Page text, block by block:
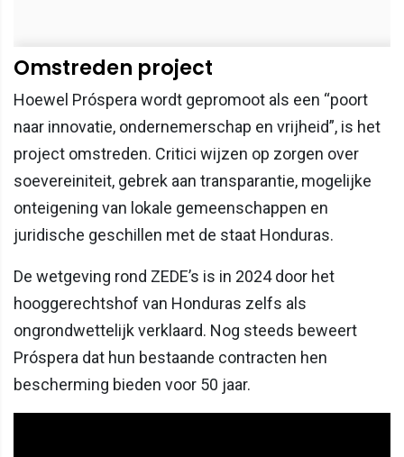
Omstreden project
Hoewel Próspera wordt gepromoot als een “poort
naar innovatie, ondernemerschap en vrijheid”, is het
project omstreden. Critici wijzen op zorgen over
soevereiniteit, gebrek aan transparantie, mogelijke
onteigening van lokale gemeenschappen en
juridische geschillen met de staat Honduras.
De wetgeving rond ZEDE’s is in 2024 door het
hooggerechtshof van Honduras zelfs als
ongrondwettelijk verklaard. Nog steeds beweert
Próspera dat hun bestaande contracten hen
bescherming bieden voor 50 jaar.